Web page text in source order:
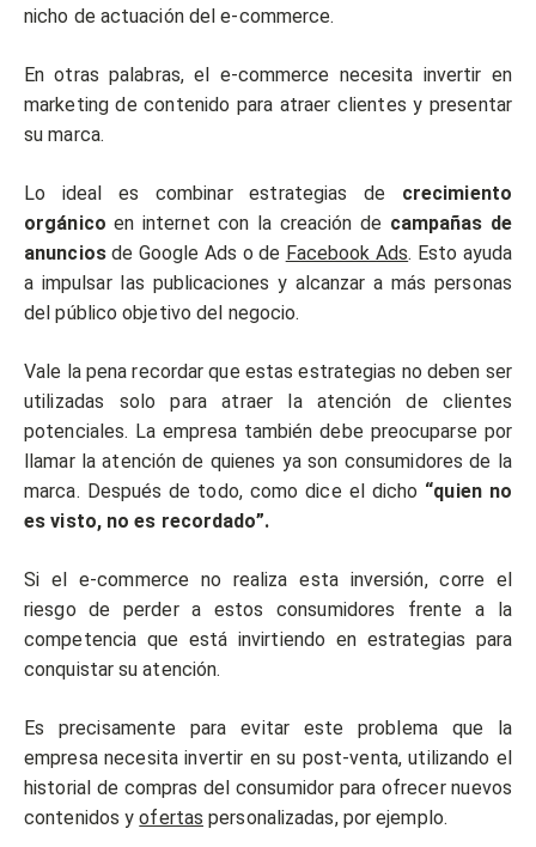
nicho de actuación del e-commerce.
En otras palabras, el e-commerce necesita invertir en
marketing de contenido para atraer clientes y presentar
su marca.
Lo ideal es combinar estrategias de crecimiento
orgánico en internet con la creación de campañas de
anunciosde Google Ads o de Facebook Ads. Esto ayuda
a impulsar las publicaciones y alcanzar a más personas
del público objetivo del negocio.
Vale la pena recordar que estas estrategias no deben ser
utilizadas solo para atraer la atención de clientes
potenciales. La empresa también debe preocuparse por
llamar la atención de quienes ya son consumidores de la
marca. Después de todo, como dice el dicho “quien no
es visto, no es recordado”.
Si el e-commerce no realiza esta inversión, corre el
riesgo de perder a estos consumidores frente a la
competencia que está invirtiendo en estrategias para
conquistar su atención.
Es precisamente para evitar este problema que la
empresa necesita invertir en su post-venta, utilizando el
historial de compras del consumidor para ofrecer nuevos
contenidos yofertas personalizadas, por ejemplo.